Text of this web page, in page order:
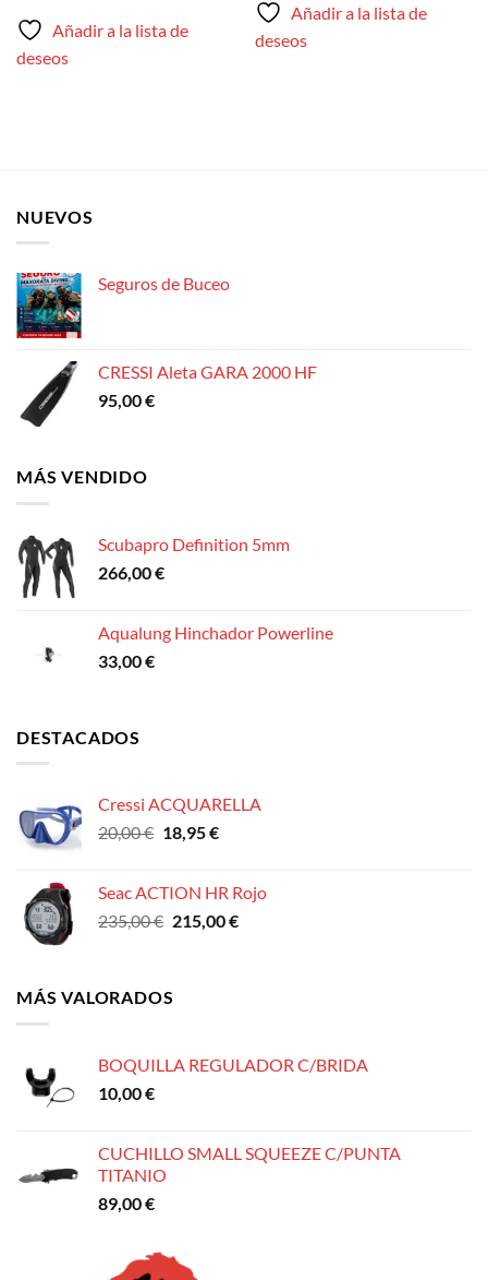
Añadir a la lista de
deseos
Añadir a la lista de
deseos
NUEVOS
Seguros de Buceo
CRESSI Aleta GARA 2000 HF
95,00€
MÁS VENDIDO
Scubapro Definition 5mm
266,00€
Aqualung Hinchador Powerline
33,00€
DESTACADOS
Cressi ACQUARELLA
20,00€ El
era:
20,00 €.
18,95€El
es:
18,95 €.
Seac ACTION HR Rojo
235,00€ El
era:
215,00€El
MÁS VALORADOS
BOQUILLA REGULADOR C/BRIDA
10,00€
CUCHILLO SMALL SQUEEZE C/PUNTA
TITANIO
89,00€